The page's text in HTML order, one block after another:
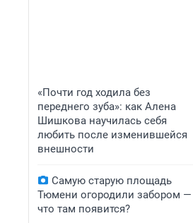
«Почти год ходила без
переднего зуба»: как Алена
Шишкова научилась себя
любить после изменившейся
внешности
Самую старую площадь
Тюмени огородили забором —
что там появится?